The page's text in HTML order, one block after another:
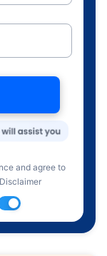
and agree to